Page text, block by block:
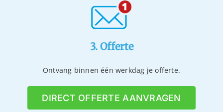
3. Offerte
Ontvang binnen één werkdag je offerte.
DIRECT OFFERTE AANVRAGEN